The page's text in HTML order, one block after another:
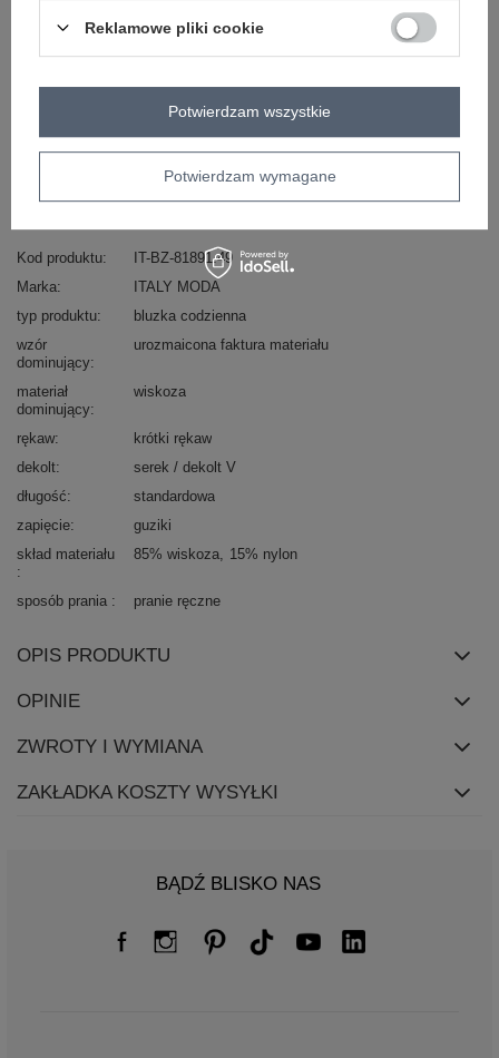
Masz pytanie? Chętnie pomożemy.
Zadzwoń+48 601 547 740 Zadaj pytanie
skład materiału : 85% wiskoza, 15% nylon
Kod produktu
IT-BZ-81891.49
Marka
ITALY MODA
typ produktu
bluzka codzienna
wzór
dominujący
urozmaicona faktura materiału
materiał
dominujący
wiskoza
rękaw
krótki rękaw
dekolt
serek / dekolt V
długość
standardowa
zapięcie
guziki
skład materiału
85% wiskoza 15% nylon
sposób prania pranie ręczne
OPIS PRODUKTU
OPINIE
ZWROTY I WYMIANA
ZAKŁADKA KOSZTY WYSYŁKI
BĄDŹ BLISKO NAS
Reklamowe pliki cookie
Potwierdzam wymagane
Potwierdzam wszystkie